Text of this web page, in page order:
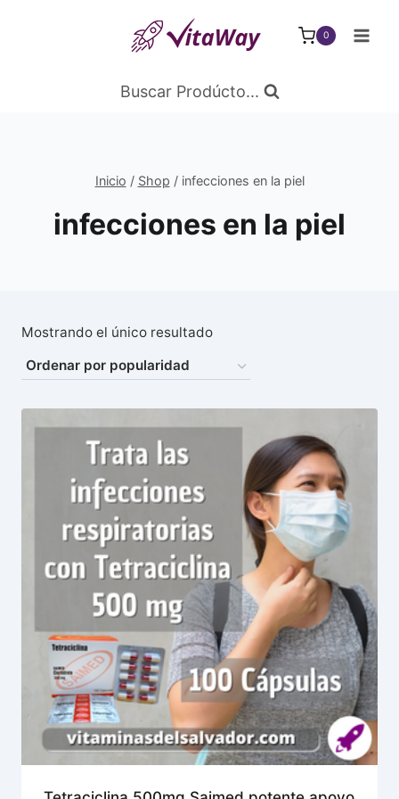
0
Buscar Prodúcto...
Inicio / Shop / infecciones en la piel
infecciones en la piel
Mostrando el único resultado